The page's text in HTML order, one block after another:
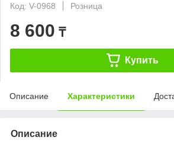
Код: V-0968
Розница
8 600 ₸
Купить
Описание Характеристики
Описание